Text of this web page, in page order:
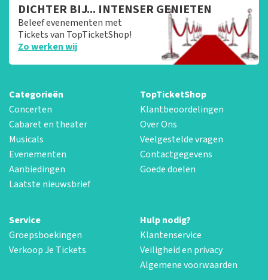
DICHTER BIJ... INTENSER GENIETEN
Beleef evenementen met
Tickets van TopTicketShop!
Zo werken wij
Categorieën
Concerten
Cabaret en theater
Musicals
Evenementen
Aanbiedingen
Laatste nieuwsbrief
TopTicketShop
Klantbeoordelingen
Over Ons
Veelgestelde vragen
Contactgegevens
Goede doelen
Service
Groepsboekingen
Verkoop Je Tickets
Hulp nodig?
Klantenservice
Veiligheid en privacy
Algemene voorwaarden